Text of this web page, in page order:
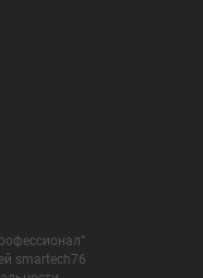
smartech76